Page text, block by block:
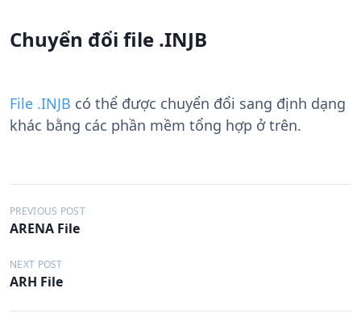
Chuyển đổi file .INJB
File .INJB có thể được chuyển đổi sang định dạng
khác bằng các phần mềm tổng hợp ở trên.
Đ
i
ề
u
h
PREVIOUS POST
ARENA File
NEXT POST
ARH File